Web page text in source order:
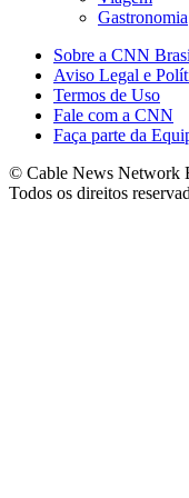
Gastronomia
Sobre a CNN
Aviso Legal e
Termos de Uso
Fale com a CNN
Faça parte da
© Cable News Network
Todos os direitos